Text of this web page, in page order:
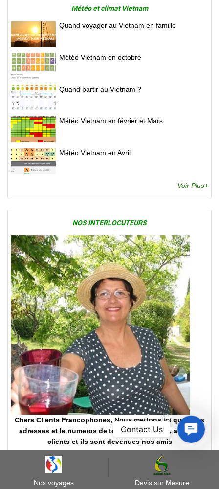
Météo et climat Vietnam
Quand voyager au Vietnam en famille
Météo Vietnam en octobre
Quand partir au Vietnam ?
Météo Vietnam en février et Mars
Météo Vietnam en Avril
Voir Plus+
NOS INTERLOCUTEURS
Chers Clients Francophones, Nous mettons ici quelques
adresses et le numeros de telephones de nos anciens
clients et ils sont devenues nos amis
Voir Plus+
Nos voyages Devis sur Mesure
Contact
Contact Us